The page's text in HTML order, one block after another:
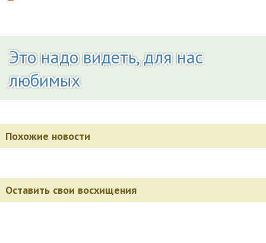
Это надо видеть, для нас
любимых
Похожие новости
Оставить свои восхищения